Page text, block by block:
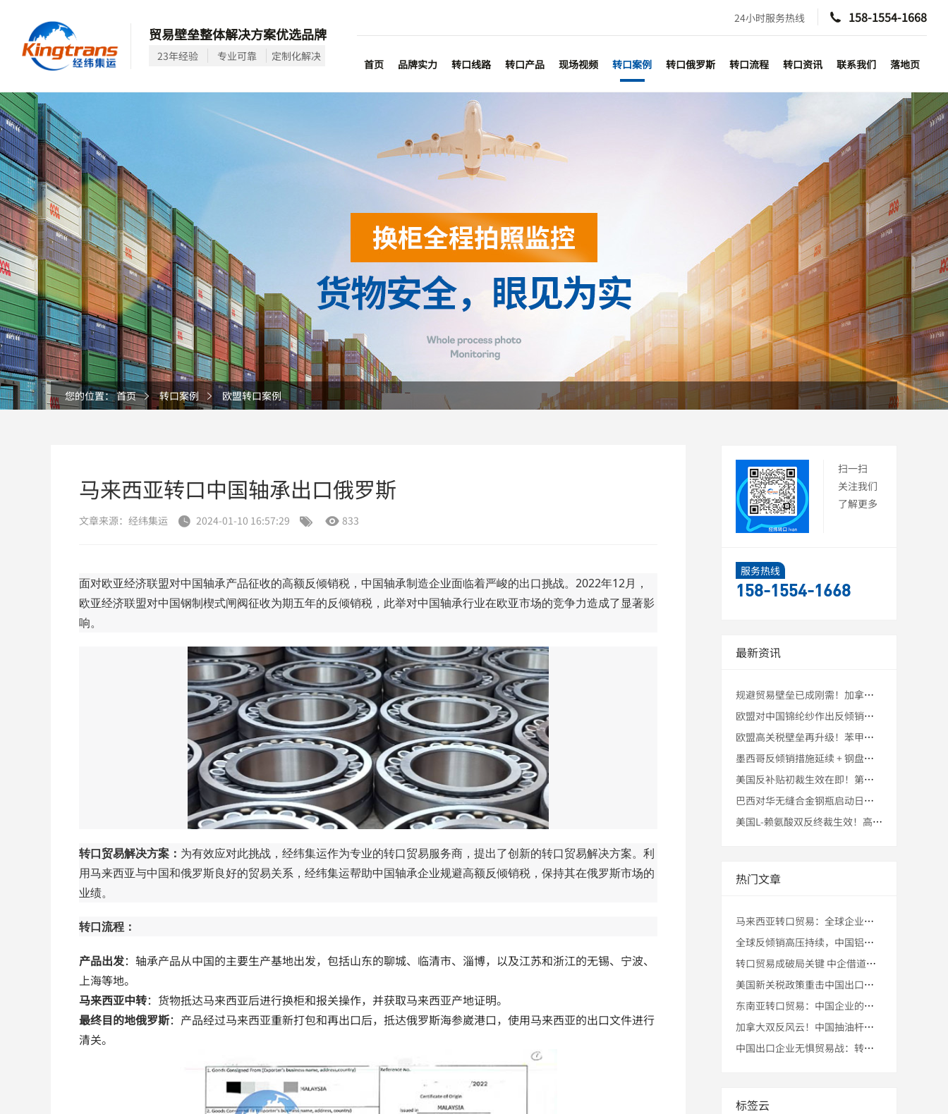
贸易壁垒整体解决方案优选品牌
23年经验 专业可靠 定制化解决
24小时服务热线  158-1554-1668
首页 品牌实力 转口线路 转口产品 现场视频 转口案例 转口俄罗斯 转口流程 转口资讯 联系我们 落地页
您的位置：首页 转口案例 欧盟转口案例
马来西亚转口中国轴承出口俄罗斯
文章来源：经纬集运  2024-01-10 16:57:29   833
面对欧亚经济联盟对中国轴承产品征收的高额反倾销税，中国轴承制造企业面临着严峻的出口挑战。2022年12月，
欧亚经济联盟对中国钢制楔式闸阀征收为期五年的反倾销税，此举对中国轴承行业在欧亚市场的竞争力造成了显著影
响。
转口贸易解决方案： 为有效应对此挑战，经纬集运作为专业的转口贸易服务商，提出了创新的转口贸易解决方案。利
用马来西亚与中国和俄罗斯良好的贸易关系，经纬集运帮助中国轴承企业规避高额反倾销税，保持其在俄罗斯市场的
业绩。
转口流程：
产品出发：轴承产品从中国的主要生产基地出发，包括山东的聊城、临清市、淄博，以及江苏和浙江的无锡、宁波、
上海等地。
马来西亚中转：货物抵达马来西亚后进行换柜和报关操作，并获取马来西亚产地证明。
最终目的地俄罗斯：产品经过马来西亚重新打包和再出口后，抵达俄罗斯海参崴港口，使用马来西亚的出口文件进行
清关。
扫一扫
关注我们
了解更多
服务热线
158-1554-1668
最新资讯
规避贸易壁垒已成刚需！加拿大无铠装建筑电缆最高225.9%双
欧盟对中国锦纶纱作出反倾销终裁！第三国转口贸易能否稳住市场份
欧盟高关税壁垒再升级！苯甲酸钠初裁57.6%–116.4%税
墨西哥反倾销措施延续 + 钢盘条高税壁垒长期存在 + 第三国
美国反补贴初裁生效在即！第三国转口贸易助力中国大直径石墨电极
巴西对华无缝合金钢瓶启动日落复审！企业提前准备马来西亚转口的
美国L-赖氨酸双反终裁生效！高税壁垒下，马来西亚转口能否稳住
热门文章
马来西亚转口贸易：全球企业布局东南亚的黄金跳板 | 政策、港
全球反倾销高压持续，中国铝材出口迎来“第三国转口”突破窗口
转口贸易成破局关键 中企借道第三国规避美对华145%关税壁垒
美国新关税政策重击中国出口，马来西亚转口贸易迎来新机遇
东南亚转口贸易：中国企业的新出海通道
加拿大双反风云！中国抽油杆企业玩转转口策略勇闯贸易迷雾
中国出口企业无惧贸易战：转口贸易助您安全稳妥通向全球市场
标签云